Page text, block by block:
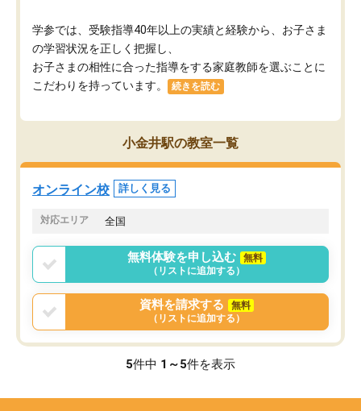
学参では、受験指導40年以上の実績と経験から、お子さま
の学習状況を正しく把握し、
お子さまの相性に合った指導をする家庭教師を選ぶことに
こだわりを持っています。
続きを読む
小金井駅の教室一覧
オンライン校 詳しく見る
対応エリア 全国
無料体験を申し込む
無料
（リストに追加する）
資料を請求する
無料
（リストに追加する）
5件中 1～5件を表示